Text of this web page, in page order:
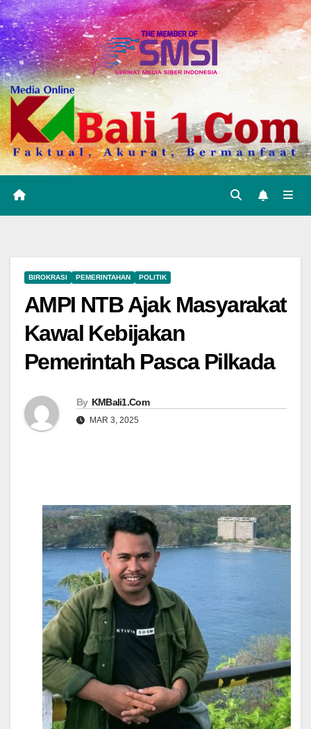
BIROKRASI PEMERINTAHAN POLITIK
AMPI NTB Ajak Masyarakat
Kawal Kebijakan
Pemerintah Pasca Pilkada
By KMBali1.Com
MAR 3, 2025